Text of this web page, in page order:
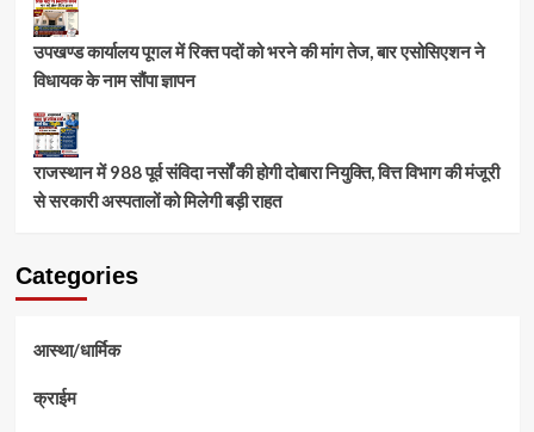
उपखण्ड कार्यालय पूगल में रिक्त पदों को भरने की मांग तेज, बार एसोसिएशन ने
विधायक के नाम सौंपा ज्ञापन
राजस्थान में 988 पूर्व संविदा नर्सों की होगी दोबारा नियुक्ति, वित्त विभाग की मंजूरी
से सरकारी अस्पतालों को मिलेगी बड़ी राहत
Categories
आस्था/धार्मिक
क्राईम